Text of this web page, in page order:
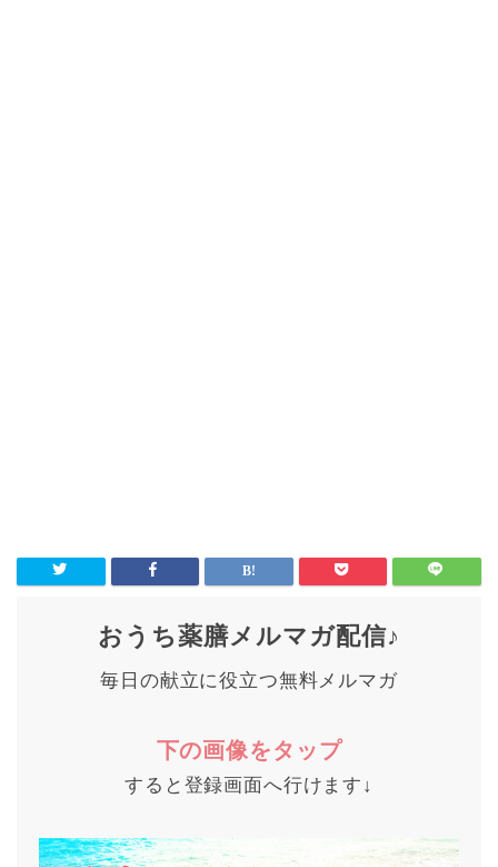
おうち薬膳メルマガ配信♪
毎日の献立に役立つ無料メルマガ
下の画像をタップ
すると登録画面へ行けます↓